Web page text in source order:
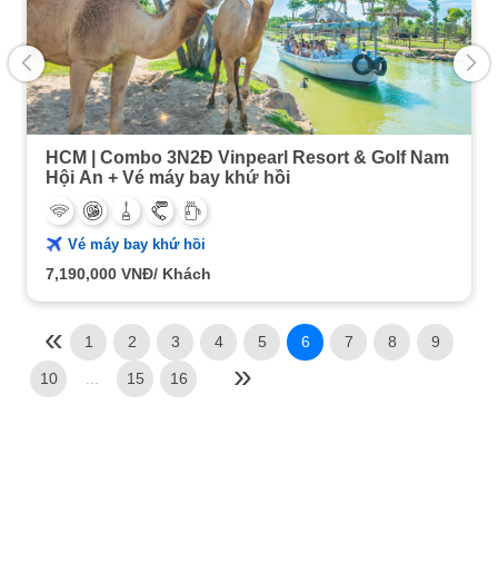
HCM | Combo 3N2Đ Vinpearl Resort & Golf Nam
Hội An + Vé máy bay khứ hồi
Vé máy bay khứ hồi
7,190,000 VNĐ/ Khách
1 2 3 4 5 6 7 8 9
10 15 16